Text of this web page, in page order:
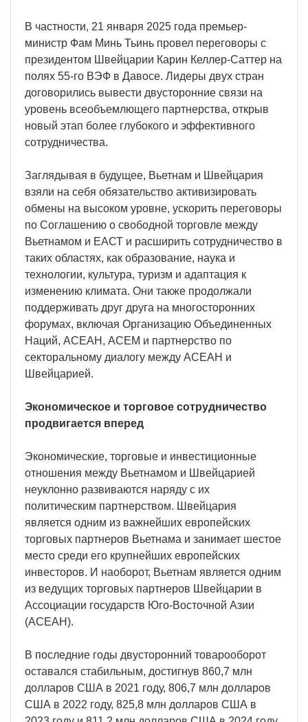
В частности, 21 января 2025 года премьер-
министр Фам Минь Тьинь провел переговоры с
президентом Швейцарии Карин Келлер-Саттер на
полях 55-го ВЭФ в Давосе. Лидеры двух стран
договорились вывести двусторонние связи на
уровень всеобъемлющего партнерства, открыв
новый этап более глубокого и эффективного
сотрудничества.
Заглядывая в будущее, Вьетнам и Швейцария
взяли на себя обязательство активизировать
обмены на высоком уровне, ускорить переговоры
по Соглашению о свободной торговле между
Вьетнамом и ЕАСТ и расширить сотрудничество в
таких областях, как образование, наука и
технологии, культура, туризм и адаптация к
изменению климата. Они также продолжали
поддерживать друг друга на многосторонних
форумах, включая Организацию Объединенных
Наций, АСЕАН, АСЕМ и партнерство по
секторальному диалогу между АСЕАН и
Швейцарией.
Экономическое и торговое сотрудничество
продвигается вперед
Экономические, торговые и инвестиционные
отношения между Вьетнамом и Швейцарией
неуклонно развиваются наряду с их
политическим партнерством. Швейцария
является одним из важнейших европейских
торговых партнеров Вьетнама и занимает шестое
место среди его крупнейших европейских
инвесторов. И наоборот, Вьетнам является одним
из ведущих торговых партнеров Швейцарии в
Ассоциации государств Юго-Восточной Азии
(АСЕАН).
В последние годы двусторонний товарооборот
оставался стабильным, достигнув 860,7 млн
долларов США в 2021 году, 806,7 млн долларов
США в 2022 году, 825,8 млн долларов США в